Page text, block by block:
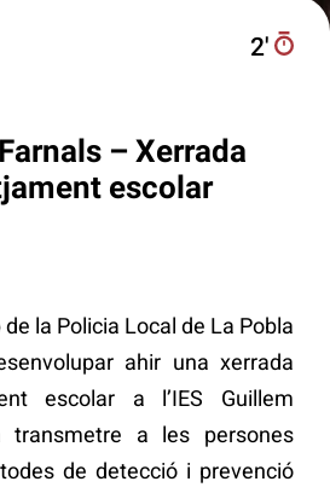
2′
– Xerrada
escolar
la Policia Local de La Pobla
ahir una xerrada
escolar a l’IES Guillem
a les persones
de detecció i prevenció